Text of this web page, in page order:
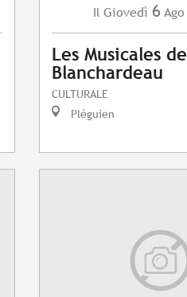
Il Giovedì 6 Ago
Les Musicales de
Blanchardeau
CULTURALE
Pléguien